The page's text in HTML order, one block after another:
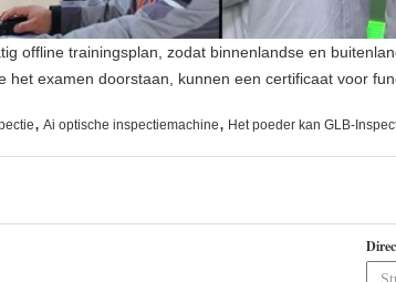
offline trainingsplan, zodat binnenlandse en
het examen doorstaan, kunnen een certificaat voor
, Ai optische inspectiemachine, Het poeder kan GLB-